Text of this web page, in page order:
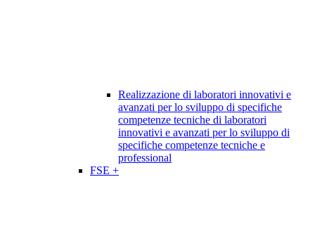
Realizzazione di laboratori innovativi e
avanzati per lo sviluppo di specifiche
competenze tecniche di laboratori
innovativi e avanzati per lo sviluppo di
specifiche competenze tecniche e
professional
FSE +